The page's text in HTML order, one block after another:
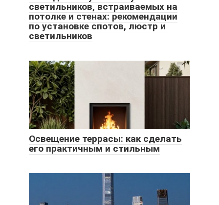
светильников, встраиваемых на
потолке и стенах: рекомендации
по установке спотов, люстр и
светильников
Освещение террасы: как сделать
его практичным и стильным